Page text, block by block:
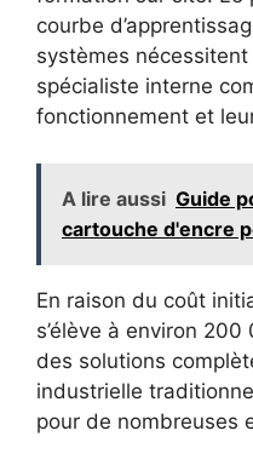
courbe
systèmes nécessitent
spécialiste interne
fonctionnement et
A lire aussi Guide
cartouche d'encre
En raison du coût
s’élève à environ
des solutions
industrielle
pour de nombreuses